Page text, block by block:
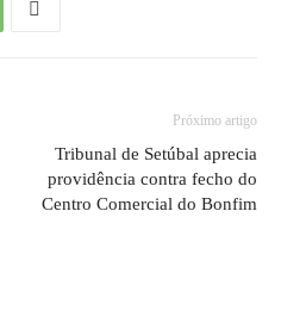
Próximo artigo
Tribunal de Setúbal aprecia
providência contra fecho do
Centro Comercial do Bonfim